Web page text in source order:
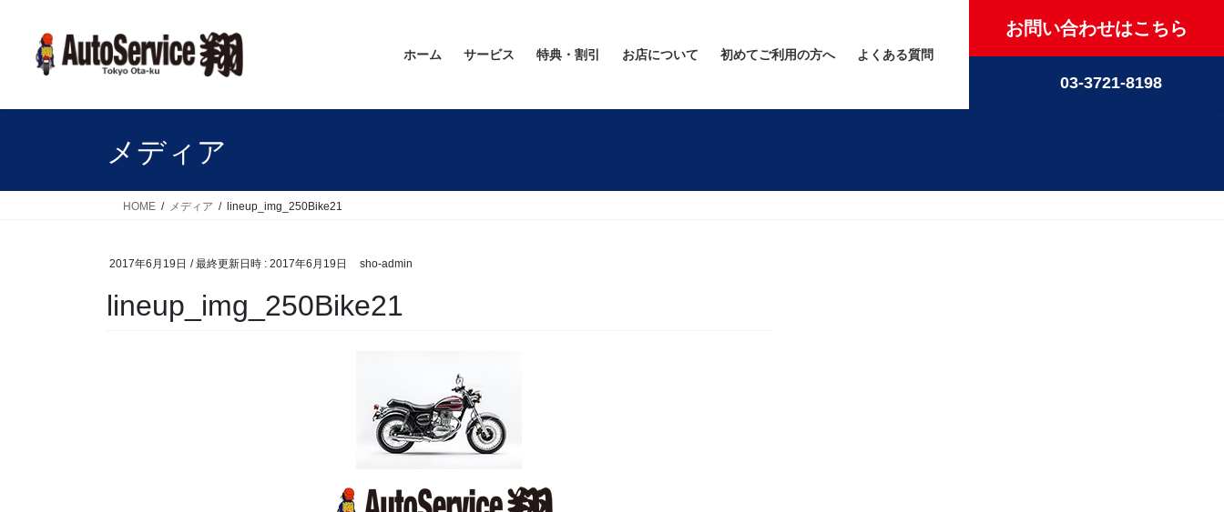
ホーム サービス 特典・割引 お店について 初めてご利用の方へ よくある質問
お問い合わせはこちら
03-3721-8198
メディア
HOME メディア lineup_img_250Bike21
2017年6月19日 / 最終更新日時 : 2017年6月19日 sho-admin
lineup_img_250Bike21